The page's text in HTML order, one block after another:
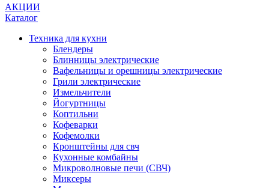
АКЦИИ
Каталог
Техника для кухни
Блендеры
Блинницы электрические
Вафельницы и орешницы электрические
Грили электрические
Измельчители
Йогуртницы
Коптильни
Кофеварки
Кофемолки
Кронштейны для свч
Кухонные комбайны
Микроволновые печи (СВЧ)
Миксеры